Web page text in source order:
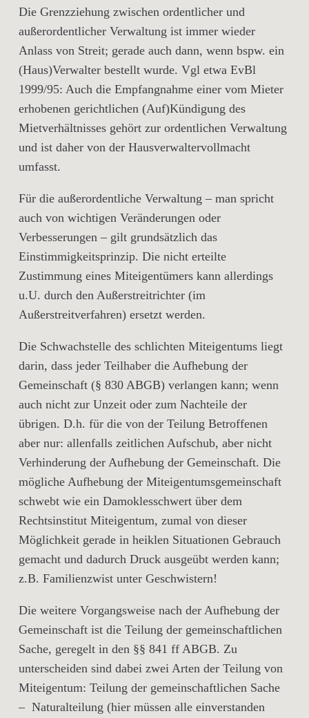
Die Grenzziehung zwischen ordentlicher und
außerordentlicher Verwaltung ist immer wieder
Anlass von Streit; gerade auch dann, wenn bspw. ein
(Haus)Verwalter bestellt wurde. Vgl etwa EvBl
1999/95: Auch die Empfangnahme einer vom Mieter
erhobenen gerichtlichen (Auf)Kündigung des
Mietverhältnisses gehört zur ordentlichen Verwaltung
und ist daher von der Hausverwaltervollmacht
umfasst.
Für die außerordentliche Verwaltung – man spricht
auch von wichtigen Veränderungen oder
Verbesserungen – gilt grundsätzlich das
Einstimmigkeitsprinzip. Die nicht erteilte
Zustimmung eines Miteigentümers kann allerdings
u.U. durch den Außerstreitrichter (im
Außerstreitverfahren) ersetzt werden.
Die Schwachstelle des schlichten Miteigentums liegt
darin, dass jeder Teilhaber die Aufhebung der
Gemeinschaft (§ 830 ABGB) verlangen kann; wenn
auch nicht zur Unzeit oder zum Nachteile der
übrigen. D.h. für die von der Teilung Betroffenen
aber nur: allenfalls zeitlichen Aufschub, aber nicht
Verhinderung der Aufhebung der Gemeinschaft. Die
mögliche Aufhebung der Miteigentumsgemeinschaft
schwebt wie ein Damoklesschwert über dem
Rechtsinstitut Miteigentum, zumal von dieser
Möglichkeit gerade in heiklen Situationen Gebrauch
gemacht und dadurch Druck ausgeübt werden kann;
z.B. Familienzwist unter Geschwistern!
Die weitere Vorgangsweise nach der Aufhebung der
Gemeinschaft ist die Teilung der gemeinschaftlichen
Sache, geregelt in den §§ 841 ff ABGB. Zu
unterscheiden sind dabei zwei Arten der Teilung von
Miteigentum: Teilung der gemeinschaftlichen Sache
– Naturalteilung (hier müssen alle einverstanden